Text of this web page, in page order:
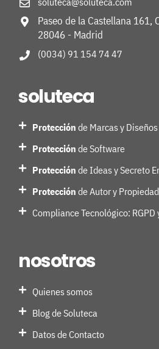
Paseo de la Castellana 161,
28046 - Madrid
(0034) 91 154 74 47
soluteca
Protección de Marcas y Diseños
Protección de Software
Protección de Ideas y Secreto
Protección de Autor y
Compliance Tecnológico: RGPD
nosotros
Quienes somos
Blog de Soluteca
Datos de Contacto